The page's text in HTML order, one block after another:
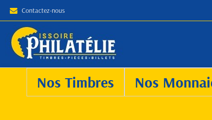
Contactez-nous
Nos Timbres Nos